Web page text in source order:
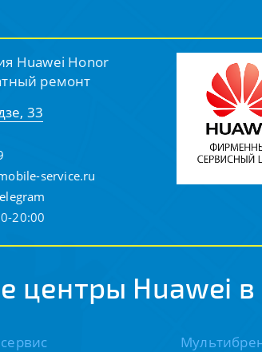
Huawei Honor
ремонт
33
service.ru
20:00
центры Huawei